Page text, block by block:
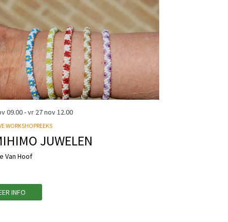
JUWELEN
Van Hoof
WORKSHOPREEKS
09.00-vr 27 nov12.00
INFO